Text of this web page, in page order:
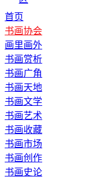
首页
书画协会
画里画外
书画赏析
书画广角
书画天地
书画文学
书画艺术
书画收藏
书画市场
书画创作
书画史论